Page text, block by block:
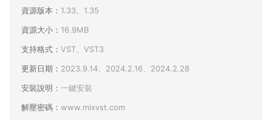
資源版本： 1.33、1.35
資源大小： 16.9MB
支持格式： VST、VST3
更新日期： 2023.9.14、2024.2.16、2024.2.28
安裝說明： 一鍵安裝
解壓密碼： www.mixvst.com